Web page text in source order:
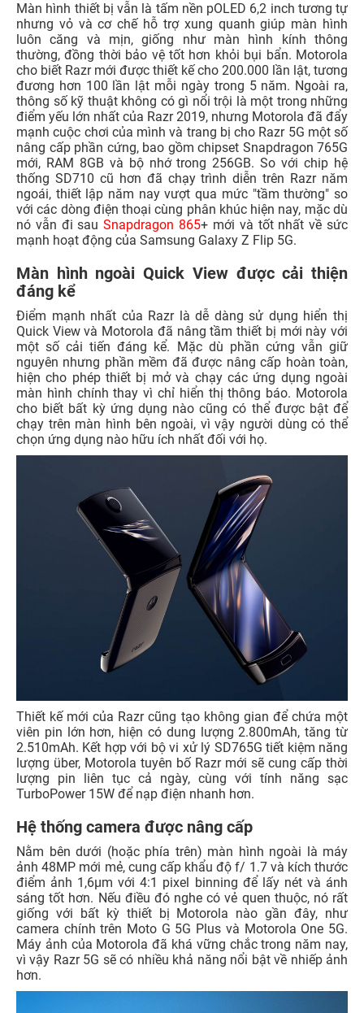
Màn hình thiết bị vẫn là tấm nền pOLED 6,2 inch tương tự
nhưng vỏ và cơ chế hỗ trợ xung quanh giúp màn hình
luôn căng và mịn, giống như màn hình kính thông
thường, đồng thời bảo vệ tốt hơn khỏi bụi bẩn. Motorola
cho biết Razr mới được thiết kế cho 200.000 lần lật, tương
đương hơn 100 lần lật mỗi ngày trong 5 năm. Ngoài ra,
thông số kỹ thuật không có gì nổi trội là một trong những
điểm yếu lớn nhất của Razr 2019, nhưng Motorola đã đẩy
mạnh cuộc chơi của mình và trang bị cho Razr 5G một số
nâng cấp phần cứng, bao gồm chipset Snapdragon 765G
mới, RAM 8GB và bộ nhớ trong 256GB. So với chip hệ
thống SD710 cũ hơn đã chạy trình diễn trên Razr năm
ngoái, thiết lập năm nay vượt qua mức "tầm thường" so
với các dòng điện thoại cùng phân khúc hiện nay, mặc dù
nó vẫn đi sauSnapdragon 865+ mới và tốt nhất về sức
mạnh hoạt động của Samsung Galaxy Z Flip 5G.
Màn hình ngoài Quick View được cải thiện
đáng kể
Điểm mạnh nhất của Razr là dễ dàng sử dụng hiển thị
Quick View và Motorola đã nâng tầm thiết bị mới này với
một số cải tiến đáng kể. Mặc dù phần cứng vẫn giữ
nguyên nhưng phần mềm đã được nâng cấp hoàn toàn,
hiện cho phép thiết bị mở và chạy các ứng dụng ngoài
màn hình chính thay vì chỉ hiển thị thông báo. Motorola
cho biết bất kỳ ứng dụng nào cũng có thể được bật để
chạy trên màn hình bên ngoài, vì vậy người dùng có thể
chọn ứng dụng nào hữu ích nhất đối với họ.
Thiết kế mới của Razr cũng tạo không gian để chứa một
viên pin lớn hơn, hiện có dung lượng 2.800mAh, tăng từ
2.510mAh. Kết hợp với bộ vi xử lý SD765G tiết kiệm năng
lượng über, Motorola tuyên bố Razr mới sẽ cung cấp thời
lượng pin liên tục cả ngày, cùng với tính năng sạc
TurboPower 15W để nạp điện nhanh hơn.
Hệ thống camera được nâng cấp
Nằm bên dưới (hoặc phía trên) màn hình ngoài là máy
ảnh 48MP mới mẻ, cung cấp khẩu độ f/ 1.7 và kích thước
điểm ảnh 1,6μm với 4:1 pixel binning để lấy nét và ánh
sáng tốt hơn. Nếu điều đó nghe có vẻ quen thuộc, nó rất
giống với bất kỳ thiết bị Motorola nào gần đây, như
camera chính trên Moto G 5G Plus và Motorola One 5G.
Máy ảnh của Motorola đã khá vững chắc trong năm nay,
vì vậy Razr 5G sẽ có nhiều khả năng nổi bật về nhiếp ảnh
hơn.